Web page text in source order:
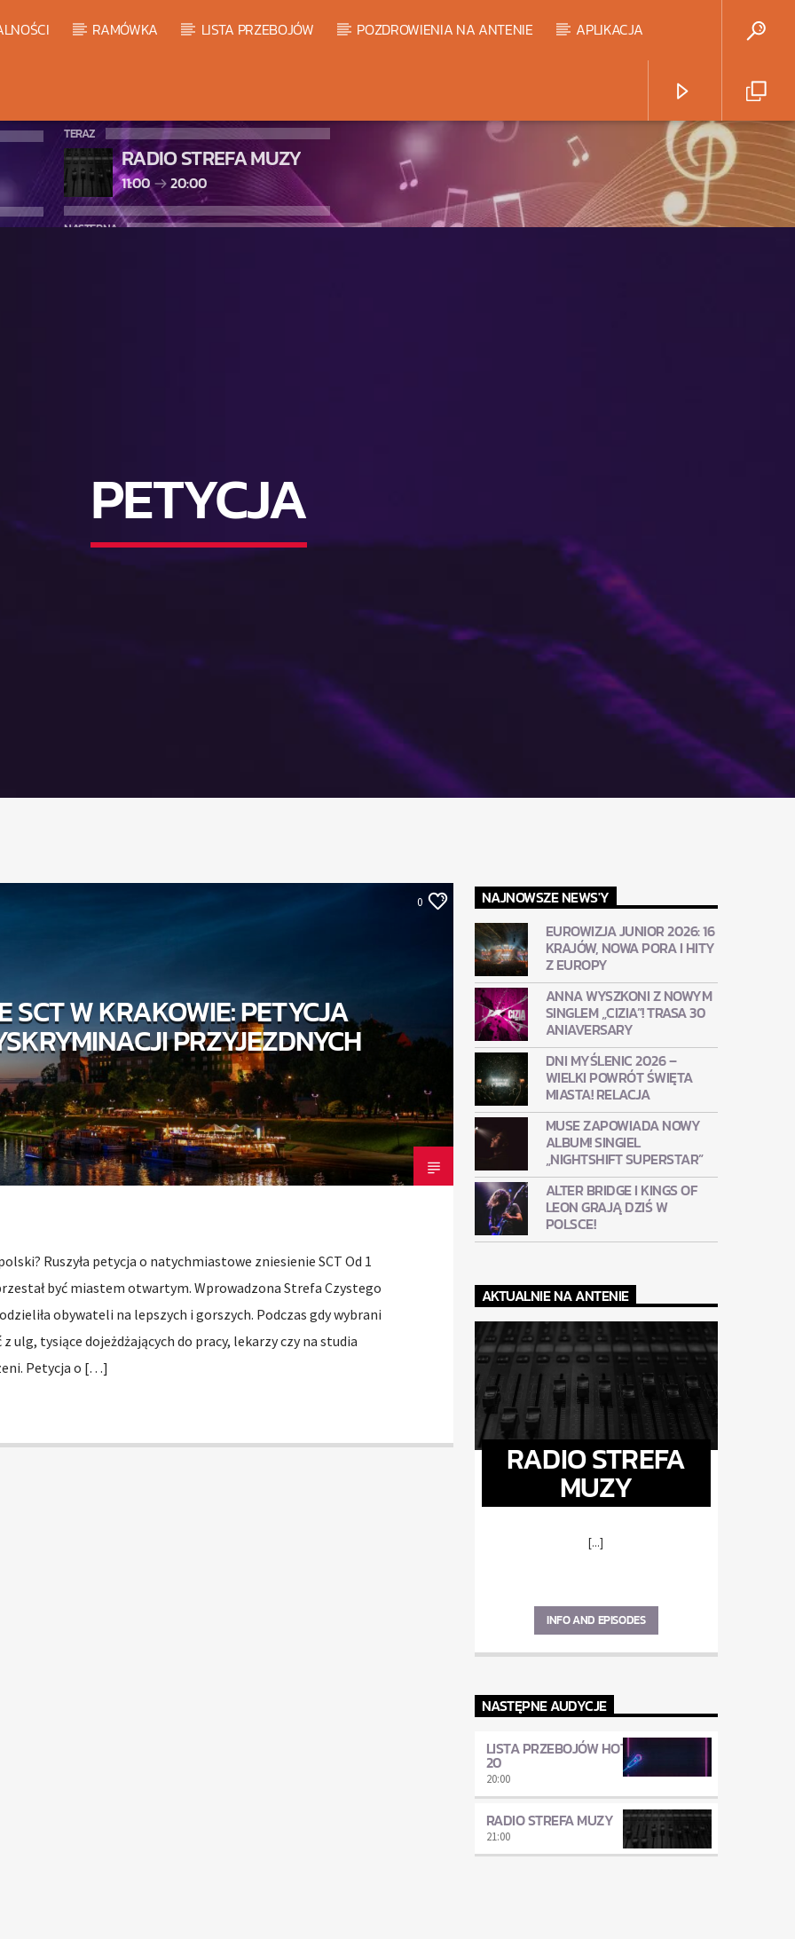
RAMÓWKA LISTA PRZEBOJÓW POZDROWIENIA NA ANTENIE APLIKACJA
TERAZ
RADIO STREFA MUZY
11:00 20:00
NASTĘPNA
PETYCJA
0
SCT W KRAKOWIE: PETYCJA
PRZYJEZDNYCH
Ruszyła petycja o natychmiastowe zniesienie SCT Od 1
być miastem otwartym. Wprowadzona Strefa Czystego
obywateli na lepszych i gorszych. Podczas gdy wybrani
ulg, tysiące dojeżdżających do pracy, lekarzy czy na studia
Petycja o […]
NAJNOWSZE NEWS'Y
EUROWIZJA JUNIOR 2026: 16
KRAJÓW, NOWA PORA I HITY
Z EUROPY
ANNA WYSZKONI Z NOWYM
SINGLEM „CIZIA”! TRASA 30
ANIAVERSARY
DNI MYŚLENIC 2026 –
WIELKI POWRÓT ŚWIĘTA
MIASTA! RELACJA
MUSE ZAPOWIADA NOWY
ALBUM! SINGIEL
„NIGHTSHIFT SUPERSTAR”
ALTER BRIDGE I KINGS OF
LEON GRAJĄ DZIŚ W
POLSCE!
AKTUALNIE NA ANTENIE
RADIO STREFA
MUZY
[...]
INFO AND EPISODES
NASTĘPNE AUDYCJE
LISTA PRZEBOJÓW HOT
20
20:00
RADIO STREFA MUZY
21:00